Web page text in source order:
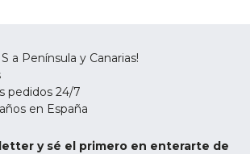
a Península y Canarias!
pedidos 24/7
en España
y sé el primero en enterarte de